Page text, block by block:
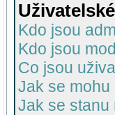
Kdo jsou
Kdo jsou
Co jsou
Jak se
Jak se stanu